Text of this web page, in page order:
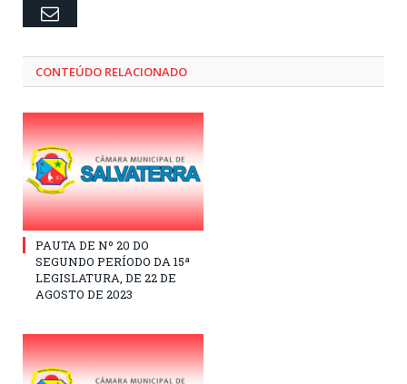
Email
CONTEÚDO RELACIONADO
PAUTA DE Nº 20 DO
SEGUNDO PERÍODO DA 15ª
LEGISLATURA, DE 22 DE
AGOSTO DE 2023